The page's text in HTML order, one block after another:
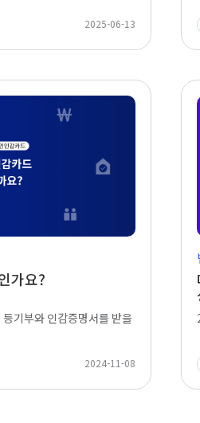
2025-06-13
가요?
기부와 인감증명서를 받을
2024-11-08